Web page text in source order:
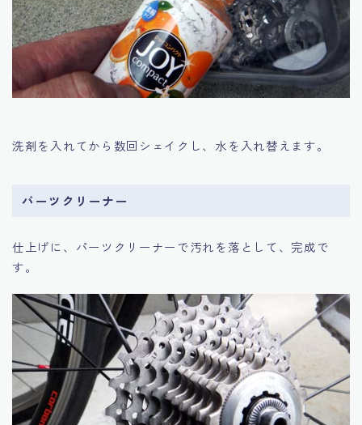
洗剤を入れてから数回シェイクし、水を入れ替えます。
パーツクリーナー
仕上げに、パーツクリーナーで汚れを落として、完成で
す。